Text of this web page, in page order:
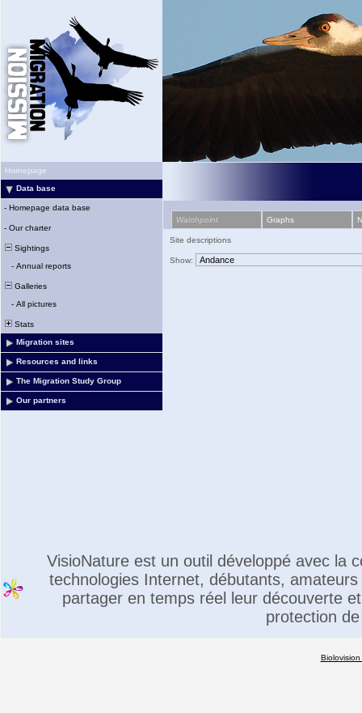
Homepage
Data base
- Homepage data base
- Our charter
Sightings
- Annual reports
Galleries
- All pictures
Stats
Migration sites
Resources and links
The Migration Study Group
Our partners
Watchpoint Graphs
Site descriptions
Show:
VisioNature est un outil développé avec la
technologies Internet, débutants,
partager en temps réel leur découverte
protection
Biolovision